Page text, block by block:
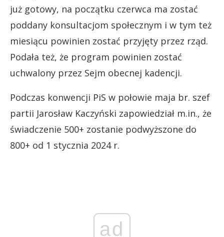
już gotowy, na początku czerwca ma zostać
poddany konsultacjom społecznym i w tym też
miesiącu powinien zostać przyjęty przez rząd.
Podała też, że program powinien zostać
uchwalony przez Sejm obecnej kadencji.
Podczas konwencji PiS w połowie maja br. szef
partii Jarosław Kaczyński zapowiedział m.in., że
świadczenie 500+ zostanie podwyższone do
800+ od 1 stycznia 2024 r.
ad